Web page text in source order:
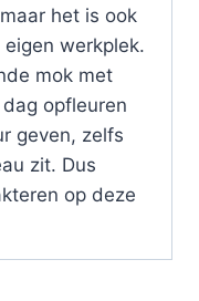
het is ook
werkplek.
mok met
opfleuren
geven, zelfs
zit. Dus
op deze